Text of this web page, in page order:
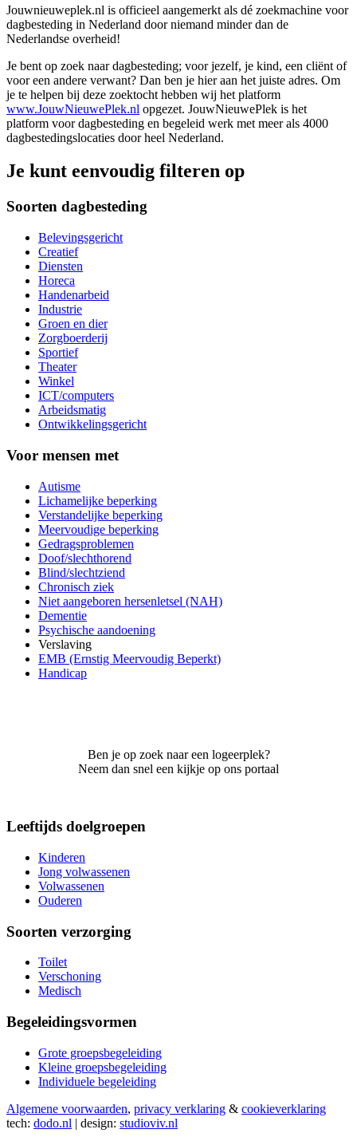
Jouwnieuweplek.nl is officieel aangemerkt als dé zoekmachine voor
dagbesteding in Nederland door niemand minder dan de
Nederlandse overheid!
Je bent op zoek naar dagbesteding; voor jezelf, je kind, een cliënt of
voor een andere verwant? Dan ben je hier aan het juiste adres. Om
je te helpen bij deze zoektocht hebben wij het platform
www.JouwNieuwePlek.nl opgezet. JouwNieuwePlek is het
platform voor dagbesteding en begeleid werk met meer als 4000
dagbestedingslocaties door heel Nederland.
Je kunt eenvoudig filteren op
Soorten dagbesteding
Belevingsgericht
Creatief
Diensten
Horeca
Handenarbeid
Industrie
Groen en dier
Zorgboerderij
Sportief
Theater
Winkel
ICT/computers
Arbeidsmatig
Ontwikkelingsgericht
Voor mensen met
Autisme
Lichamelijke beperking
Verstandelijke beperking
Meervoudige beperking
Gedragsproblemen
Doof/slechthorend
Blind/slechtziend
Chronisch ziek
Niet aangeboren hersenletsel (NAH)
Dementie
Psychische aandoening
Verslaving
EMB (Ernstig Meervoudig Beperkt)
Handicap
Ben je op zoek naar een logeerplek?
Neem dan snel een kijkje op ons portaal
Leeftijds doelgroepen
Kinderen
Jong volwassenen
Volwassenen
Ouderen
Soorten verzorging
Toilet
Verschoning
Medisch
Begeleidingsvormen
Grote groepsbegeleiding
Kleine groepsbegeleiding
Individuele begeleiding
Algemene voorwaarden, privacy verklaring & cookieverklaring
tech: dodo.nl | design: studioviv.nl